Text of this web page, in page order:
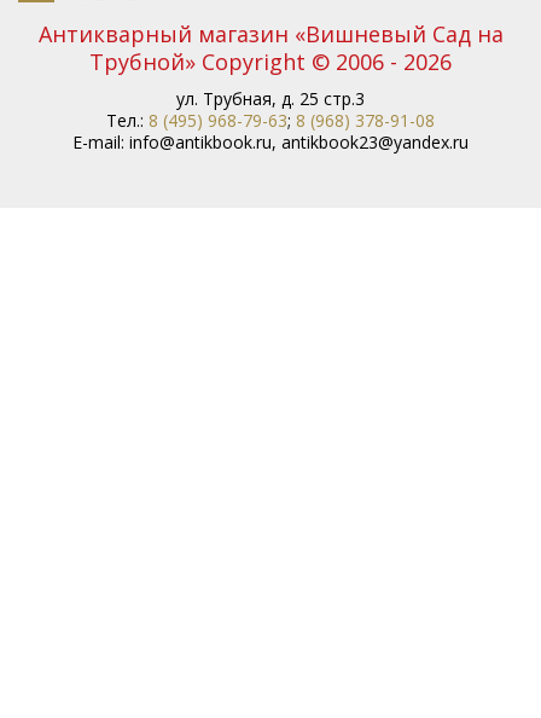
Антикварный магазин «Вишневый Сад на
Трубной» Copyright © 2006 - 2026
ул. Трубная, д. 25 стр.3
Тел.: 8 (495) 968-79-63; 8 (968) 378-91-08
E-mail: info@antikbook.ru, antikbook23@yandex.ru